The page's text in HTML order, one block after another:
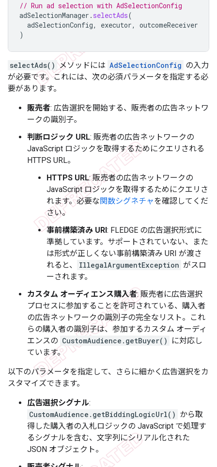
// Run ad selection with AdSelectionConfig
adSelectionManager . selectAds(
adSelectionConfig, executor,
outcomeReceiver
)
selectAds() メソッドには AdSelectionConfig の入力
が必要です。これには、次の必須パラメータを指定する必
要があります。
販売者: 広告選択を開始する、販売者の広告ネットワ
ークの識別子。
判断ロジック URL: 販売者の広告ネットワークの
JavaScript ロジックを取得するためにクエリされる
HTTPS URL。
HTTPS URL: 販売者の広告ネットワークの
JavaScript ロジックを取得するためにクエリさ
れます。必要な関数シグネチャを確認してくだ
さい。
事前構築済み URI: FLEDGE の広告選択形式に
準拠しています。サポートされていない、また
は形式が正しくない事前構築済み URI が渡さ
れると、
IllegalArgumentException がスロ
ーされます。
カスタム オーディエンス購入者: 販売者に広告選択
プロセスに参加することを許可されている、購入者
の広告ネットワークの識別子の完全なリスト。これ
らの購入者の識別子は、参加するカスタム オーディ
エンスの CustomAudience.getBuyer()
に対応し
ています。
以下のパラメータを指定して、さらに細かく広告選択をカ
スタマイズできます。
広告選択シグナル:
CustomAudience.getBiddingLogicUrl() から取
得した購入者の入札ロジックの JavaScript で処理す
るシグナルを含む、文字列にシリアル化された
JSON オブジェクト。